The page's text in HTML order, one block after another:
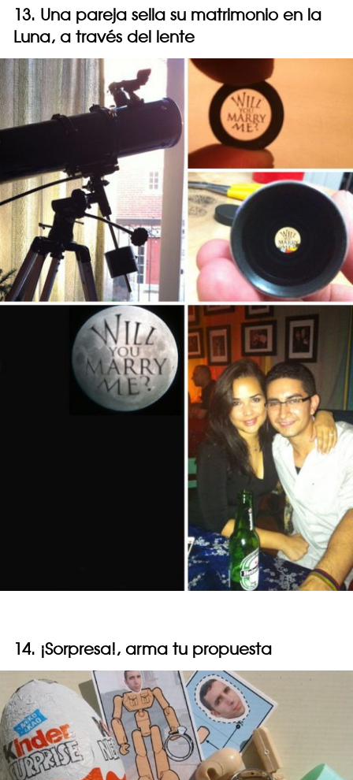
13. Una pareja sella su matrimonio en la
Luna, a través del lente
14. ¡Sorpresa!, arma tu propuesta